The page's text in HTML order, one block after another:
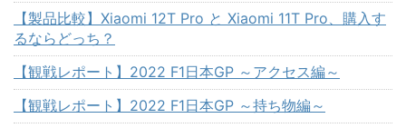
【製品比較】Xiaomi 12T Pro と Xiaomi 11T Pro、購入す
るならどっち？
【観戦レポート】2022 F1日本GP ～アクセス編～
【観戦レポート】2022 F1日本GP ～持ち物編～